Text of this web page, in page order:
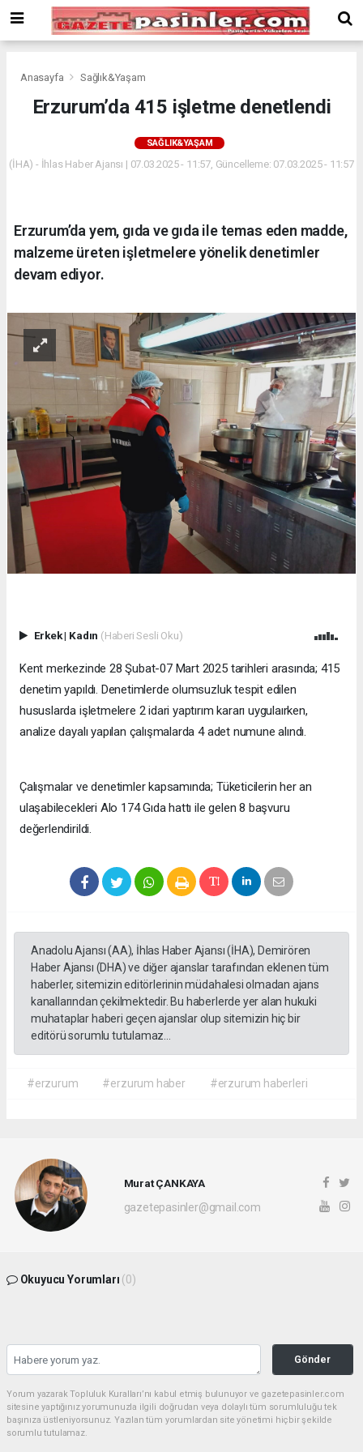
Bonusu
Veren
deneme
bonus
Bonus
Anasayfa Sağlık&Yaşam
Erzurum’da 415 işletme denetlendi
SAĞLIK&YAŞAM
(İHA) - İhlas Haber Ajansı | 07.03.2025 - 11:57, Güncelleme: 07.03.2025 - 11:57
Erzurum’da yem, gıda ve gıda ile temas eden madde,
malzeme üreten işletmelere yönelik denetimler
devam ediyor.
Erkek| Kadın (Haberi Sesli Oku)
Kent merkezinde 28 Şubat-07 Mart 2025 tarihleri arasında; 415
denetim yapıldı. Denetimlerde olumsuzluk tespit edilen
hususlarda işletmelere 2 idari yaptırım kararı uygulaırken,
analize dayalı yapılan çalışmalarda 4 adet numune alındı.
Çalışmalar ve denetimler kapsamında; Tüketicilerin her an
ulaşabilecekleri Alo 174 Gıda hattı ile gelen 8 başvuru
değerlendirildi.
Anadolu Ajansı (AA), İhlas Haber Ajansı (İHA), Demirören
Haber Ajansı (DHA) ve diğer ajanslar tarafından eklenen tüm
haberler, sitemizin editörlerinin müdahalesi olmadan ajans
kanallarından çekilmektedir. Bu haberlerde yer alan hukuki
muhataplar haberi geçen ajanslar olup sitemizin hiç bir
editörü sorumlu tutulamaz...
#erzurum #erzurum haber #erzurum haberleri
Murat ÇANKAYA
gazetepasinler@gmail.com
Okuyucu Yorumları (0)
Gönder
Yorum yazarak Topluluk Kuralları’nı kabul etmiş bulunuyor ve gazetepasinler.com
sitesine yaptığınız yorumunuzla ilgili doğrudan veya dolaylı tüm sorumluluğu tek
başınıza üstleniyorsunuz. Yazılan tüm yorumlardan site yönetimi hiçbir şekilde
sorumlu tutulamaz.